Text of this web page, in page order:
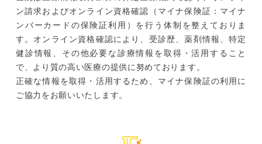
ン請求およびオンライン資格確認（マイナ保険証：マイナ
ンバーカードの保険証利用）を行う体制を整えておりま
す。オンライン資格確認により、受診歴、薬剤情報、特定
健診情報、その他必要な診療情報を取得・活用すること
で、より質の高い医療の提供に努めております。
正確な情報を取得・活用するため、マイナ保険証の利用に
ご協力をお願いいたします。